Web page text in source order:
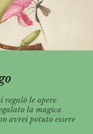
regalò le opere
la magica
avrei potuto essere